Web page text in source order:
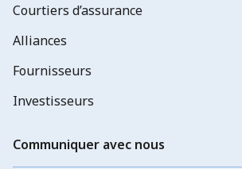
Courtiers d’assurance
Alliances
Fournisseurs
Investisseurs
Communiquer avec nous